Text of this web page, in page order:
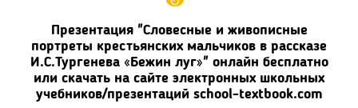
Презентация "Словесные и живописные
портреты крестьянских мальчиков в рассказе
И.С.Тургенева «Бежин луг»" онлайн бесплатно
или скачать на сайте электронных школьных
учебников/презентаций school-textbook.com